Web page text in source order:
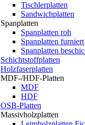
Tischlerplatten
Sandwichplatten
Spanplatten
Spanplatten roh
Spanplatten furniert
Spanplatten
Schichtstoffplatten
Holzfaserplatten
MDF-/HDF-Platten
MDF
HDF
OSB-Platten
Massivholzplatten